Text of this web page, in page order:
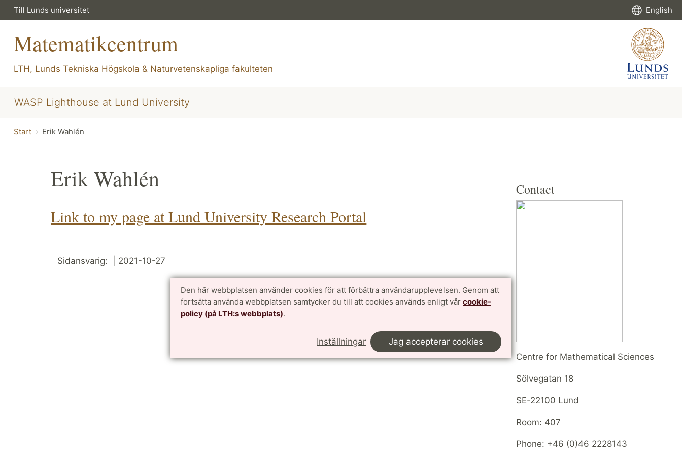
Den här webbplatsen använder cookies för att förbättra användarupplevelsen. Genom att
fortsätta använda webbplatsen samtycker du till att cookies används enligt vår cookie-
policy (på LTH:s webbplats).
Inställningar Jag accepterar cookies
Till Lunds universitet English
Matematikcentrum
LTH, Lunds Tekniska Högskola & Naturvetenskapliga fakulteten
WASP Lighthouse at Lund University
Start Erik Wahlén
Erik Wahlén
Link to my page at Lund University Research Portal
Sidansvarig: | 2021-10-27
Contact
Centre for Mathematical Sciences
Sölvegatan 18
SE-22100 Lund
Room: 407
Phone: +46 (0)46 2228143